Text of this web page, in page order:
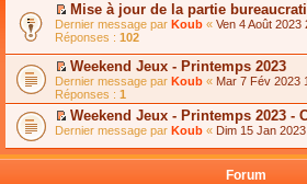
C
o
n
s
u
l
t
e
r
l
e
Mise à jour de la partie
Dernier message par Koub « Ven 4 Août 2023
Réponses : 102
C
o
n
s
u
t
Weekend Jeux - Printemps 2023
Dernier message par Koub « Mar 7 Fév 2023
Réponses : 1
C
n
Weekend Jeux - Printemps 2023 -
Dernier message par Koub « Dim 15 Jan
Forum